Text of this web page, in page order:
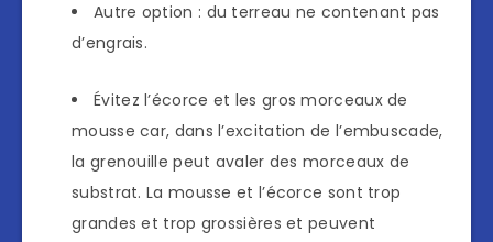
Autre option : du terreau ne contenant pas
d’engrais.
Évitez l’écorce et les gros morceaux de
mousse car, dans l’excitation de l’embuscade,
la grenouille peut avaler des morceaux de
substrat. La mousse et l’écorce sont trop
grandes et trop grossières et peuvent